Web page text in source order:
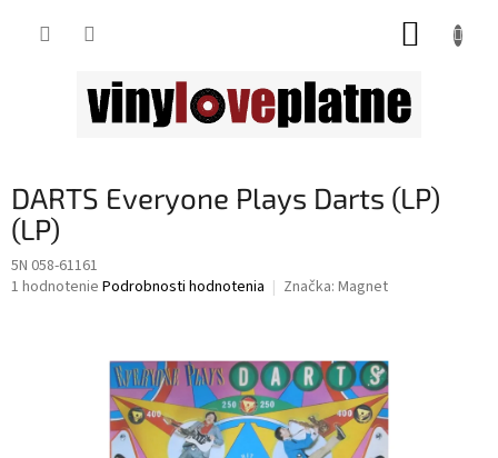
DARTS Everyone Plays Darts (LP)
(LP)
5N 058-61161
Priemerné
1 hodnotenie Podrobnosti hodnotenia Značka: Magnet